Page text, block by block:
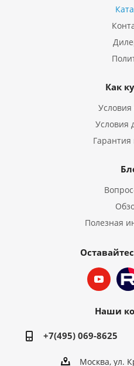
Как
Условия
Гарантия
Полезная
Наши
+7(495) 069-8625
Москва, ул.